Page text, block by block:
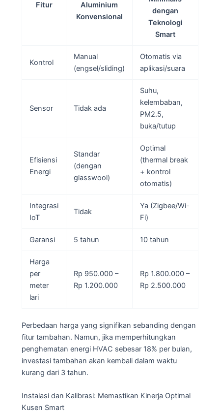
Fitur
Aluminium
Konvensional
dengan
Teknologi
Smart
Kontrol
Manual
(engsel/sliding)
Otomatis via
aplikasi/suara
Sensor Tidak ada
Suhu,
kelembaban,
PM2.5,
buka/tutup
Efisiensi
Energi
Standar
(dengan
glasswool)
Optimal
(thermal break
+ kontrol
otomatis)
Integrasi
IoT
Tidak
Ya (Zigbee/Wi-
Fi)
Garansi 5 tahun 10 tahun
Harga
per
meter
lari
Rp 950.000 –
Rp 1.200.000
Rp 1.800.000 –
Rp 2.500.000
Perbedaan harga yang signifikan sebanding dengan
fitur tambahan. Namun, jika memperhitungkan
penghematan energi HVAC sebesar 18% per bulan,
investasi tambahan akan kembali dalam waktu
kurang dari 3 tahun.
Instalasi dan Kalibrasi: Memastikan Kinerja Optimal
Kusen Smart